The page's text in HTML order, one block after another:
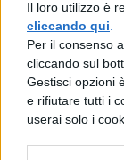
Il loro utilizzo è
cliccando qui
Per il consenso
cliccando sul
Gestisci opzioni
e rifiutare tutti i
userai solo i
Never look
Roma
A Star is Born
Miglior
Adam